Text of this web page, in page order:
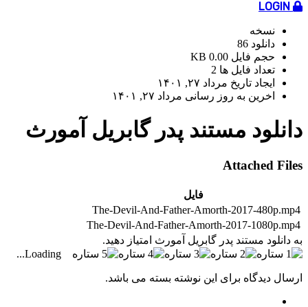
نسخه
دانلود 86
حجم فایل 0.00 KB
تعداد فایل ها 2
ایجاد تاریخ مرداد ۲۷, ۱۴۰۱
اخرین به روز رسانی مرداد ۲۷, ۱۴۰۱
دانلود مستند پدر گابریل آمورث
Attached Files
فایل
The-Devil-And-Father-Amorth-2017-480p.mp4
The-Devil-And-Father-Amorth-2017-1080p.mp4
به دانلود مستند پدر گابریل آمورث امتیاز دهید.
Loading...
ارسال دیدگاه برای این نوشته بسته می باشد.